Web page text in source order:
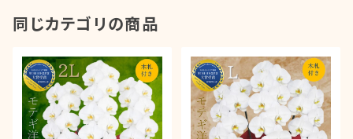
同じカテゴリの商品